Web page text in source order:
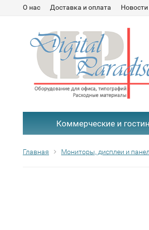
О нас Доставка и оплата Новости
Коммерческие и
Главная Мониторы, дисплеи и